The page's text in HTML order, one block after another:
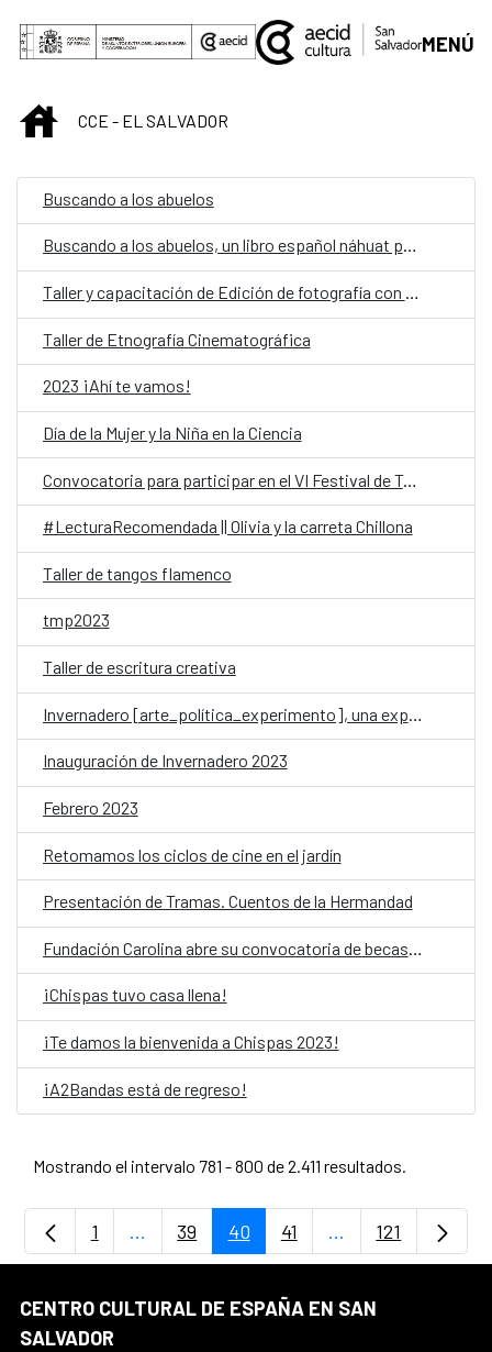
Saltar al contenido principal
MENÚ
INICIOCCE - EL SALVADOR
Buscando a los abuelos
Buscando a los abuelos, un libro español náhuat para reconectar con nuestras raíces
Taller y capacitación de Edición de fotografía con el celular para personas adultas mayores
Taller de Etnografía Cinematográfica
2023 ¡Ahí te vamos!
Día de la Mujer y la Niña en la Ciencia
Convocatoria para participar en el VI Festival de Teatro Hispanosalvadoreño
#LecturaRecomendada || Olivia y la carreta Chillona
Taller de tangos flamenco
tmp2023
Taller de escritura creativa
Inauguración de Invernadero 2023
Febrero 2023
Retomamos los ciclos de cine en el jardín
Presentación de Tramas. Cuentos de la Hermandad
¡Chispas tuvo casa llena!
¡Te damos la bienvenida a Chispas 2023!
¡A2Bandas está de regreso!
Mostrando el intervalo 781 - 800 de 2.411 resultados.
Página
1 ...Páginas intermedias Use TAB para
Página
39 Página
40 Página
41 ...PáginasPágina
121
CENTRO CULTURAL DE ESPAÑA EN SAN
SALVADOR